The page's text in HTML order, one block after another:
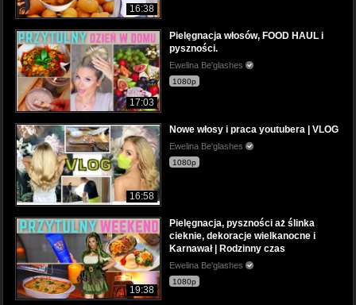
16:38
17:03
Pielęgnacja włosów, FOOD HAUL i
pyszności.
Ewelina Be'glashes
1080p
16:58
Nowe włosy i praca youtubera | VLOG
Ewelina Be'glashes
1080p
19:38
Pielęgnacja, pyszności aż ślinka
cieknie, dekoracje wielkanocne i
Karnawał | Rodzinny czas
Ewelina Be'glashes
1080p